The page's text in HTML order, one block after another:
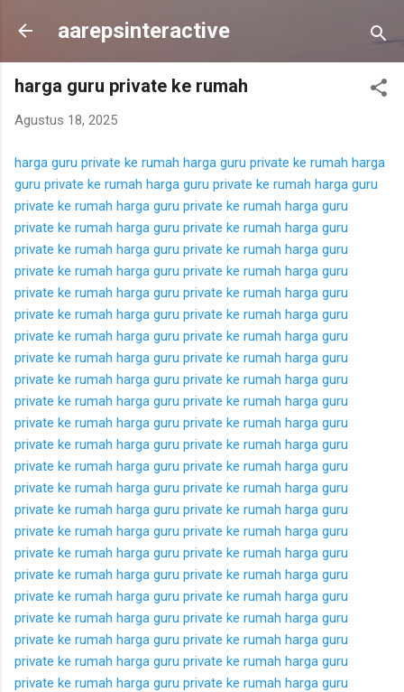
Langsung ke konten utama
aarepsinteractive
harga guru private ke rumah
Agustus 18, 2025
harga guru private ke rumah harga guru private ke rumah harga
guru private ke rumah harga guru private ke rumah harga guru
private ke rumah harga guru private ke rumah harga guru
private ke rumah harga guru private ke rumah harga guru
private ke rumah harga guru private ke rumah harga guru
private ke rumah harga guru private ke rumah harga guru
private ke rumah harga guru private ke rumah harga guru
private ke rumah harga guru private ke rumah harga guru
private ke rumah harga guru private ke rumah harga guru
private ke rumah harga guru private ke rumah harga guru
private ke rumah harga guru private ke rumah harga guru
private ke rumah harga guru private ke rumah harga guru
private ke rumah harga guru private ke rumah harga guru
private ke rumah harga guru private ke rumah harga guru
private ke rumah harga guru private ke rumah harga guru
private ke rumah harga guru private ke rumah harga guru
private ke rumah harga guru private ke rumah harga guru
private ke rumah harga guru private ke rumah harga guru
private ke rumah harga guru private ke rumah harga guru
private ke rumah harga guru private ke rumah harga guru
private ke rumah harga guru private ke rumah harga guru
private ke rumah harga guru private ke rumah harga guru
private ke rumah harga guru private ke rumah harga guru
private ke rumah harga guru private ke rumah harga guru
private ke rumah harga guru private ke rumah harga guru